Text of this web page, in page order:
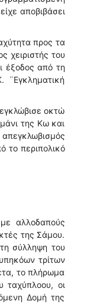
αποβιβάσει
προς τα
χειριστής του
έξοδος από τη
οκτώ
της Κω και
το περιπολικό
αλλοδαπούς
της Σάμου.
σύλληψη του
τρίτων
το πλήρωμα
ταχύπλοου, οι
Δομή της